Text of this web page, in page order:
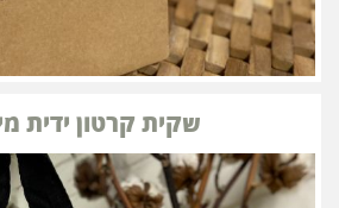
שקית קרטון ידית